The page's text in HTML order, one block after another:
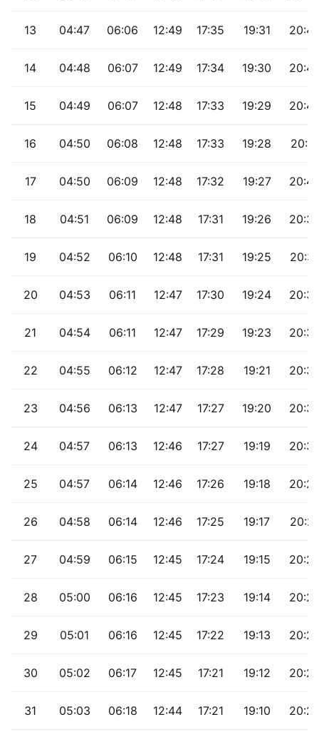
13 04:47 06:06 12:49 17:35 19:31
14 04:48 06:07 12:49 17:34 19:30
15 04:49 06:07 12:48 17:33 19:29
16 04:50 06:08 12:48 17:33 19:28 20:41
17 04:50 06:09 12:48 17:32 19:27
18 04:51 06:09 12:48 17:31 19:26
19 04:52 06:10 12:48 17:31 19:25
20 04:53 06:11 12:47 17:30 19:24
21 04:54 06:11 12:47 17:29 19:23
22 04:55 06:12 12:47 17:28 19:21
23 04:56 06:13 12:47 17:27 19:20
24 04:57 06:13 12:46 17:27 19:19
25 04:57 06:14 12:46 17:26 19:18
26 04:58 06:14 12:46 17:25 19:17
27 04:59 06:15 12:45 17:24 19:15
28 05:00 06:16 12:45 17:23 19:14
29 05:01 06:16 12:45 17:22 19:13
30 05:02 06:17 12:45 17:21 19:12
31 05:03 06:18 12:44 17:21 19:10